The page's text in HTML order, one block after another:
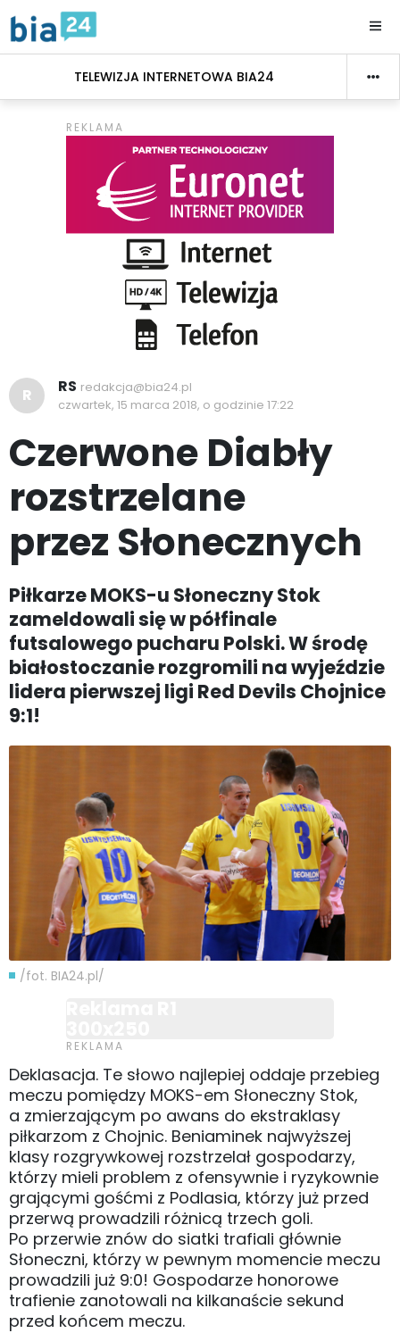
TELEWIZJA INTERNETOWA BIA24
R RS redakcja@bia24.pl
czwartek, 15 marca 2018, o godzinie 17:22
Czerwone Diabły
rozstrzelane
przez Słonecznych
Piłkarze MOKS-u Słoneczny Stok
zameldowali się w półfinale
futsalowego pucharu Polski. W środę
białostoczanie rozgromili na wyjeździe
lidera pierwszej ligi Red Devils Chojnice
9:1!
/fot. BIA24.pl/
Deklasacja. Te słowo najlepiej oddaje przebieg
meczu pomiędzy MOKS-em Słoneczny Stok,
a zmierzającym po awans do ekstraklasy
piłkarzom z Chojnic. Beniaminek najwyższej
klasy rozgrywkowej rozstrzelał gospodarzy,
którzy mieli problem z ofensywnie i ryzykownie
grającymi gośćmi z Podlasia, którzy już przed
przerwą prowadzili różnicą trzech goli.
Po przerwie znów do siatki trafiali głównie
Słoneczni, którzy w pewnym momencie meczu
prowadzili już 9:0! Gospodarze honorowe
trafienie zanotowali na kilkanaście sekund
przed końcem meczu.